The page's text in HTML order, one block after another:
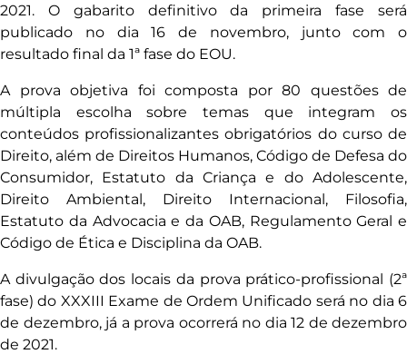
2021. O gabarito definitivo da primeira fase será
publicado no dia 16 de novembro, junto com o
resultado final da 1ª fase do EOU.
A prova objetiva foi composta por 80 questões de
múltipla escolha sobre temas que integram os
conteúdos profissionalizantes obrigatórios do curso de
Direito, além de Direitos Humanos, Código de Defesa do
Consumidor, Estatuto da Criança e do Adolescente,
Direito Ambiental, Direito Internacional, Filosofia,
Estatuto da Advocacia e da OAB, Regulamento Geral e
Código de Ética e Disciplina da OAB.
A divulgação dos locais da prova prático-profissional (2ª
fase) do XXXIII Exame de Ordem Unificado será no dia 6
de dezembro, já a prova ocorrerá no dia 12 de dezembro
de 2021.